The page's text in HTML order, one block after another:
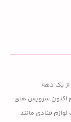
از یک دهه
اکنون سرویس های
قنادی مانند